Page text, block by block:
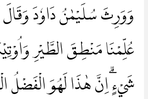
وَوَرِثَ سُلَيْمٰنُ دَاوٗدَ وَقَالَ
عُلِّمْنَا مَنْطِقَ الطَّيْرِ
شَيْءٍۗ اِنَّ هٰذَا لَهُوَ الْفَضْلُ